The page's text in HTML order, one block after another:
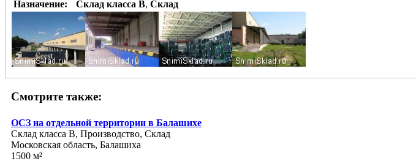
Назначение:
Склад класса B, Склад
Смотрите также:
ОСЗ на отдельной территории в Балашихе
Склад класса B, Производство, Склад
Московская область, Балашиха
1500 м²